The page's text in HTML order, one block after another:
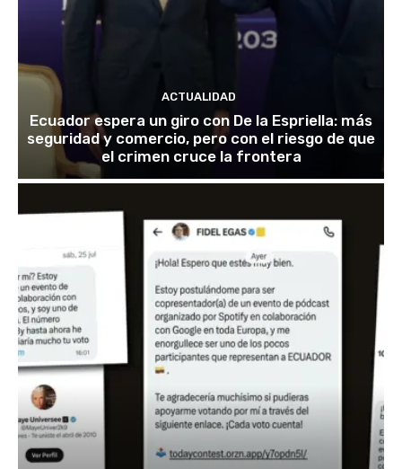
ACTUALIDAD
Ecuador espera un giro con De la Espriella: más
seguridad y comercio, pero con el riesgo de que
el crimen cruce la frontera